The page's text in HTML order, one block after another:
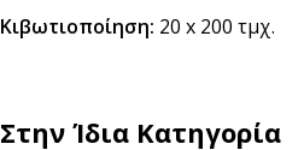
Κιβωτιοποίηση: 20 x 200 τμχ.
Στην Ίδια Κατηγορία